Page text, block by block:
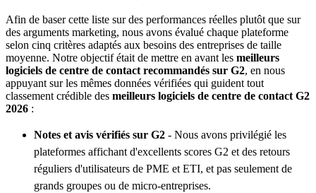
Afin de baser cette liste sur des performances réelles plutôt que sur
des arguments marketing, nous avons évalué chaque plateforme
selon cinq critères adaptés aux besoins des entreprises de taille
moyenne. Notre objectif était de mettre en avant les meilleurs
logiciels de centre de contact recommandés sur G2, en nous
appuyant sur les mêmes données vérifiées qui guident tout
classement crédible des meilleurs logiciels de centre de contact G2
2026 :
Notes et avis vérifiés sur G2 - Nous avons privilégié les
plateformes affichant d'excellents scores G2 et des retours
réguliers d'utilisateurs de PME et ETI, et pas seulement de
grands groupes ou de micro-entreprises.